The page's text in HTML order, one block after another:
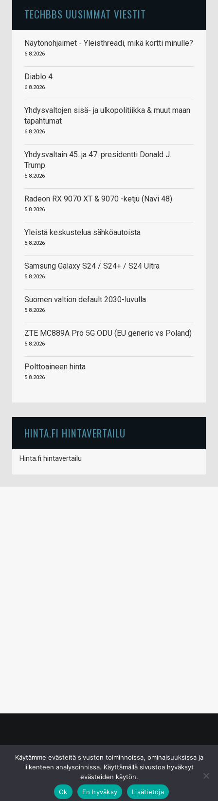
TECHBBS UUSIMMAT VIESTIT
Näytönohjaimet - Yleisthreadi, mikä kortti minulle?
6.8.2026
Diablo 4
6.8.2026
Yhdysvaltojen sisä- ja ulkopolitiikka & muut maan
tapahtumat
6.8.2026
Yhdysvaltain 45. ja 47. presidentti Donald J.
Trump
5.8.2026
Radeon RX 9070 XT & 9070 -ketju (Navi 48)
5.8.2026
Yleistä keskustelua sähköautoista
5.8.2026
Samsung Galaxy S24 / S24+ / S24 Ultra
5.8.2026
Suomen valtion default 2030-luvulla
5.8.2026
ZTE MC889A Pro 5G ODU (EU generic vs Poland)
5.8.2026
Polttoaineen hinta
5.8.2026
HINTA.FI HINTAVERTAILU
Hinta.fi hintavertailu
Käytämme evästeitä sivuston toiminnoissa, ominaisuuksissa ja
liikenteen analysoinnissa. Käyttämällä sivustoa hyväksyt
evästeiden käytön.
Ok
En hyväksy Lisätietoja